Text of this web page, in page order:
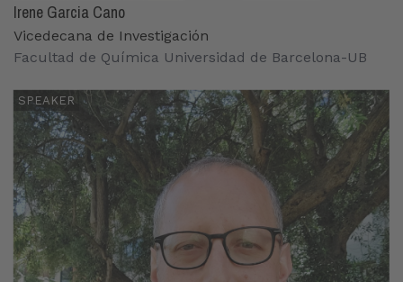
Irene Garcia Cano
Vicedecana de Investigación
Facultad de Química Universidad de Barcelona-UB
SPEAKER